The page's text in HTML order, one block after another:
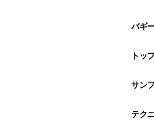
バギ
トッ
サン
テク